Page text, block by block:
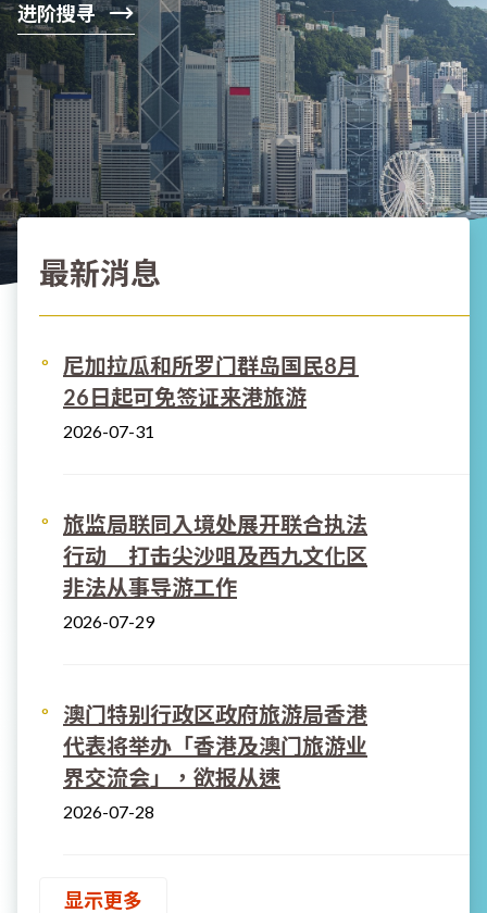
进阶搜寻
最新消息
显示更多
尼加拉瓜和所罗门群岛国民8月
26日起可免签证来港旅游
2026-07-31
旅监局联同入境处展开联合执法
行动 打击尖沙咀及西九文化区
非法从事导游工作
2026-07-29
澳门特别行政区政府旅游局香港
代表将举办「香港及澳门旅游业
界交流会」，欲报从速
2026-07-28